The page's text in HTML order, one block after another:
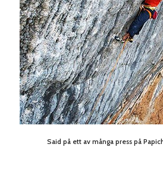
Said på ett av många press på